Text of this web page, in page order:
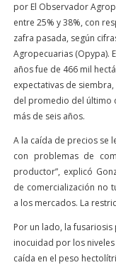
por El Observador
entre 25% y 38%, con
zafra pasada, según
Agropecuarias (Opypa).
años fue de 466 mil
expectativas de
del promedio del último
más de seis años.
A la caída de precios se
con problemas de
productor”, explicó
de comercialización no
a los mercados. La
Por un lado, la
inocuidad por los
caída en el peso